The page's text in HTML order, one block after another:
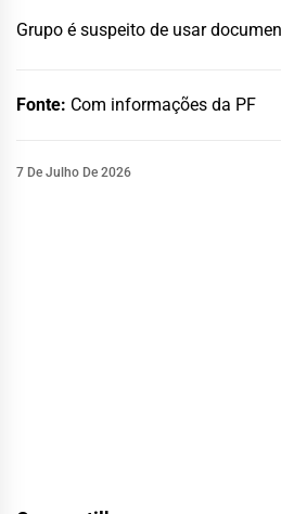
Grupo é suspeito de usar
Fonte: Com informações da PF
7 De Julho De 2026